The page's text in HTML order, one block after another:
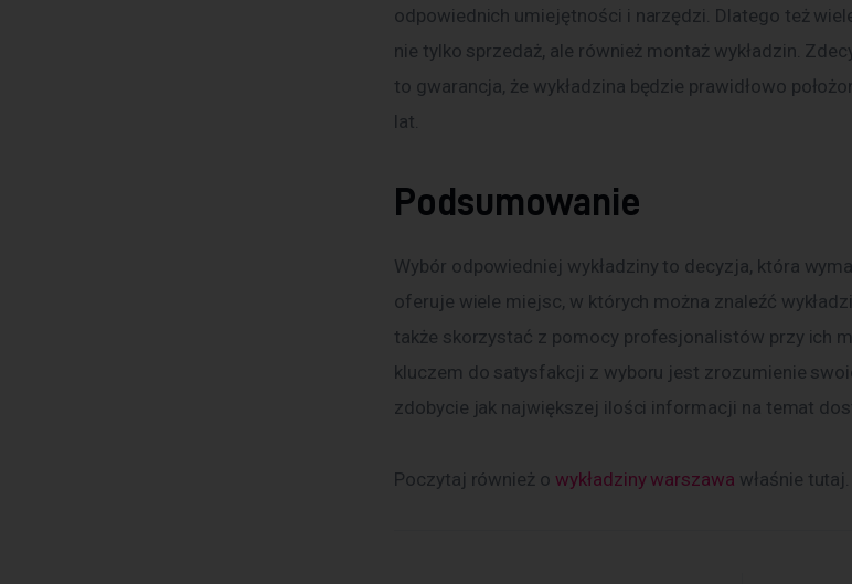
odpowiednich umiejętności i narzędzi. Dlatego też
nie tylko sprzedaż, ale również montaż wykładzin.
to gwarancja, że wykładzina będzie prawidłowo
lat.
Podsumowanie
Wybór odpowiedniej wykładziny to decyzja, która
oferuje wiele miejsc, w których można znaleźć
także skorzystać z pomocy profesjonalistów przy ich
kluczem do satysfakcji z wyboru jest zrozumienie
zdobycie jak największej ilości informacji na temat
Poczytaj również o wykładziny warszawa właśnie tutaj.